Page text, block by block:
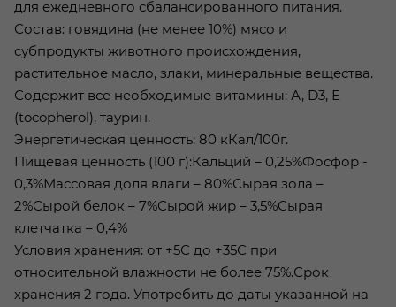
для ежедневного сбалансированного питания.
Состав: говядина (не менее 10%) мясо и
субпродукты животного происхождения,
растительное масло, злаки, минеральные вещества.
Содержит все необходимые витамины: А, D3, Е
(tocopherol), таурин.
Энергетическая ценность: 80 кКал/100г.
Пищевая ценность (100 г):Кальций – 0,25%Фосфор -
0,3%Массовая доля влаги – 80%Сырая зола –
2%Сырой белок – 7%Сырой жир – 3,5%Сырая
клетчатка – 0,4%
Условия хранения: от +5С до +35С при
относительной влажности не более 75%.Срок
хранения 2 года. Употребить до даты указанной на